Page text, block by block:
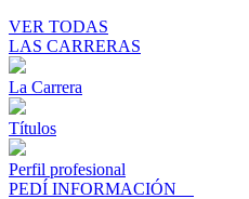
VER TODAS
LAS CARRERAS
La Carrera
Títulos
Perfil profesional
PEDÍ INFORMACIÓN